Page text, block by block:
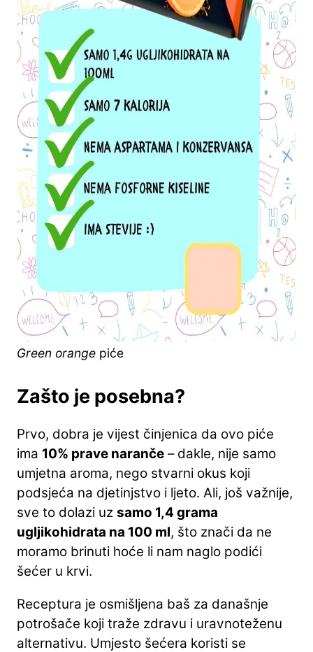
Green orange piće
Zašto je posebna?
Prvo, dobra je vijest činjenica da ovo piće
ima 10% prave naranče – dakle, nije samo
umjetna aroma, nego stvarni okus koji
podsjeća na djetinjstvo i ljeto. Ali, još važnije,
sve to dolazi uz samo 1,4 grama
ugljikohidrata na 100 ml, što znači da ne
moramo brinuti hoće li nam naglo podići
šećer u krvi.
Receptura je osmišljena baš za današnje
potrošače koji traže zdravu i uravnoteženu
alternativu. Umjesto šećera koristi se